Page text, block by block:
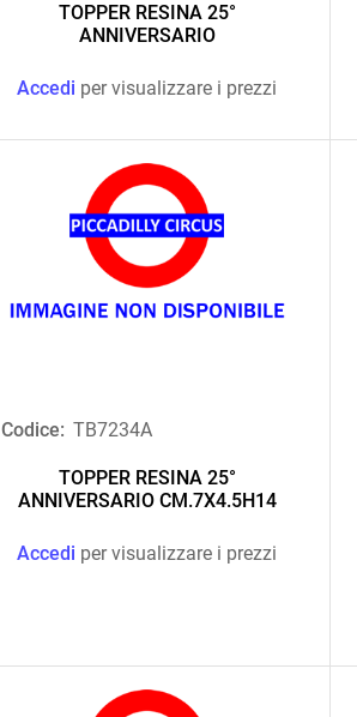
TOPPER RESINA 25°
ANNIVERSARIO
Accedi per visualizzare i prezzi
Codice: TB7234A
TOPPER RESINA 25°
ANNIVERSARIO CM.7X4.5H14
Accedi per visualizzare i prezzi